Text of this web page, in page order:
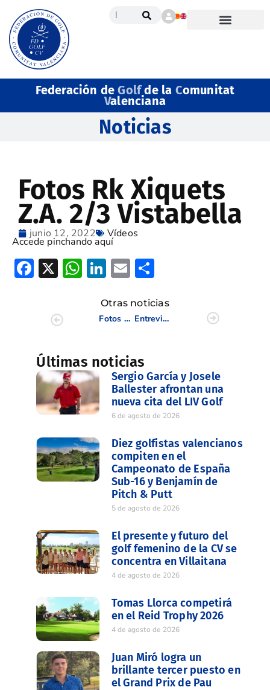
Federación deGolfde la Comunitat
Valenciana
Noticias
Fotos Rk Xiquets
Z.A. 2/3 Vistabella
junio 12, 2022 Vídeos
Accede pinchando aquí
Facebook
X WhatsApp
LinkedIn
Email
Otras noticias
Fotos CEE Rosa María Llacer
Entrevista de Radio Marca a Joaquín Rocamora Director de Operaciones de Vistabella Golf
Últimas noticias
Sergio García y Josele
Ballester afrontan una
nueva cita del LIV Golf
6 de agosto de 2026
Diez golfistas valencianos
compiten en el
Campeonato de España
Sub-16 y Benjamín de
Pitch & Putt
5 de agosto de 2026
El presente y futuro del
golf femenino de la CV se
concentra en Villaitana
4 de agosto de 2026
Tomas Llorca competirá
en el Reid Trophy 2026
4 de agosto de 2026
Juan Miró logra un
brillante tercer puesto en
el Grand Prix de Pau